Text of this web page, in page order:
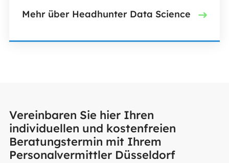
Mehr über Headhunter Data Science
Vereinbaren Sie hier Ihren
individuellen und kostenfreien
Beratungstermin mit Ihrem
Personalvermittler Düsseldorf